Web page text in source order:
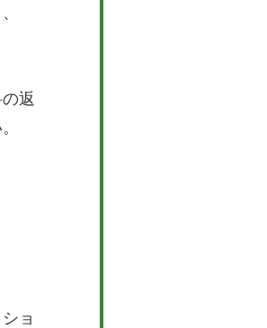
返
ョ